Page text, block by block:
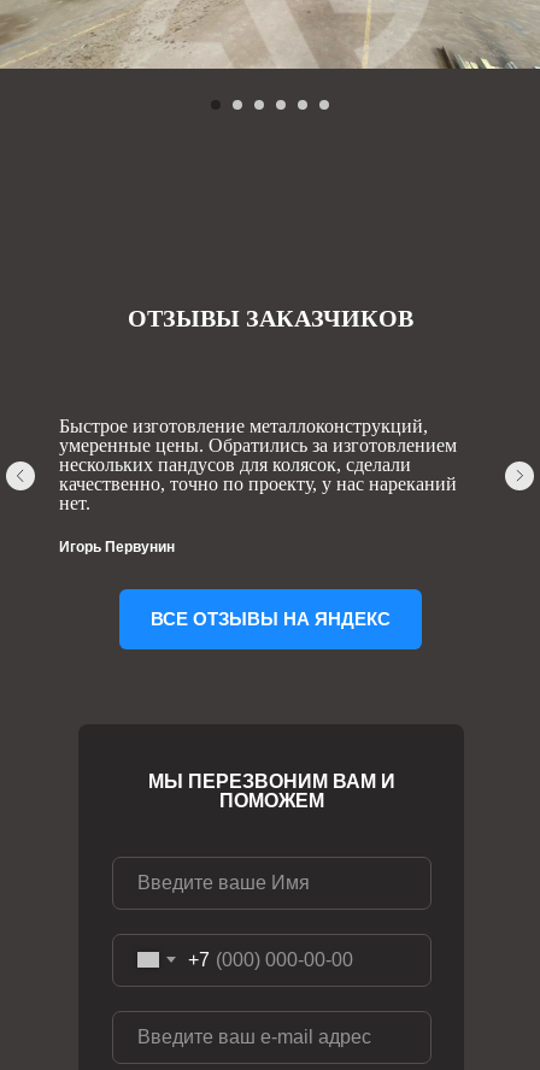
ОТЗЫВЫ ЗАКАЗЧИКОВ
Быстрое изготовление металлоконструкций,
умеренные цены. Обратились за изготовлением
нескольких пандусов для колясок, сделали
качественно, точно по проекту, у нас нареканий
нет.
Игорь Первунин
ВСЕ ОТЗЫВЫ НА ЯНДЕКС
+7
МЫ ПЕРЕЗВОНИМ ВАМ И
ПОМОЖЕМ